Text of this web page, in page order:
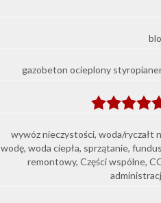
gazobeton ocieplony
wywóz nieczystości, woda/ryczałt
wodę, woda ciepła, sprzątanie,
remontowy, Części wspólne,